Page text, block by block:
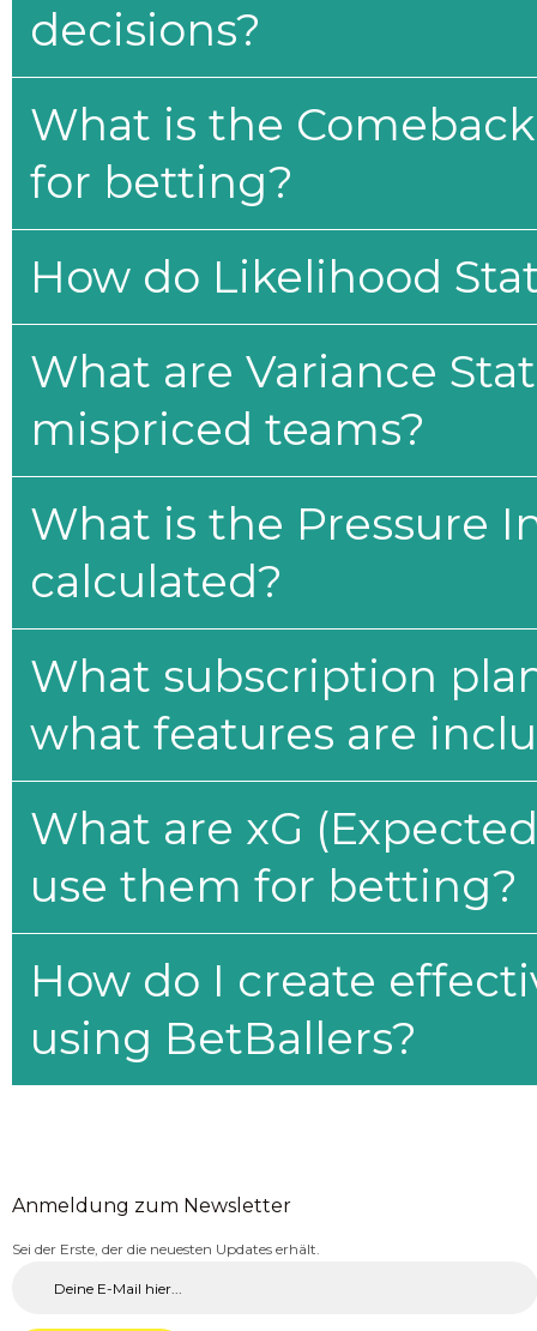
decisions?
What is the
for betting?
How do Likelihood
What are Variance
mispriced teams?
What is the Pressure
calculated?
What subscription
what features are
What are xG
use them for betting?
How do I create
using BetBallers?
Anmeldung zum Newsletter
Sei der Erste, der die neuesten Updates erhält.